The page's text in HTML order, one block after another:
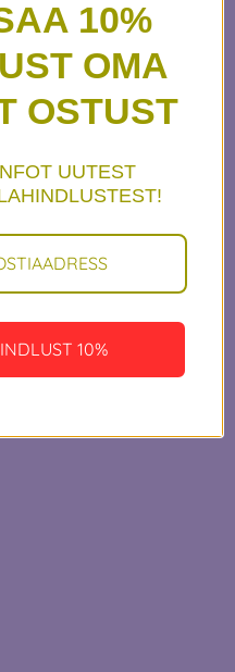
tolmu
kallal
varsti
10%
OMA
OSTUST
UUTEST
10%